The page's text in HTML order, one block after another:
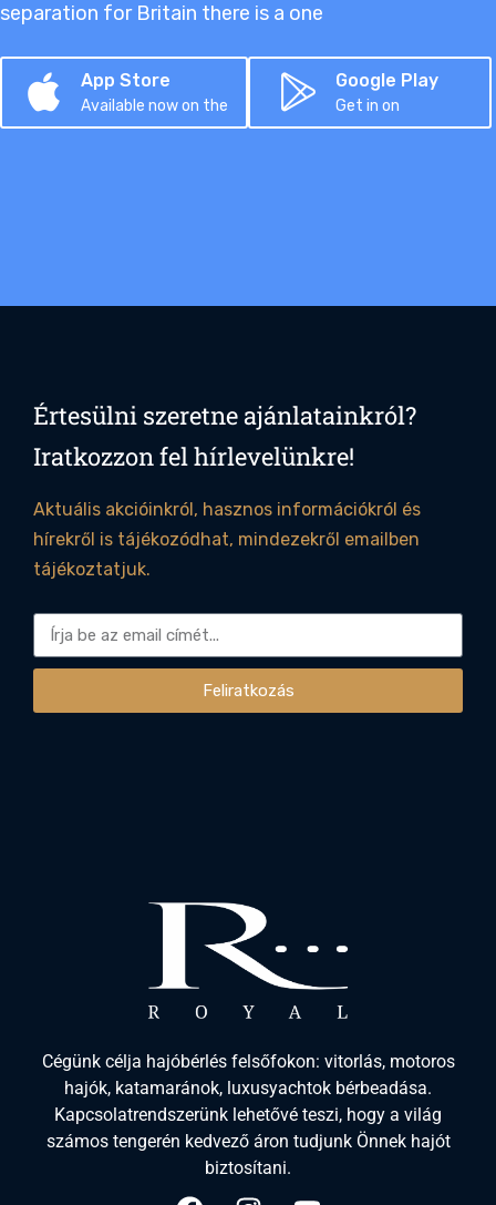
separation for Britain there is a one
App Store
Available now on the
Google Play
Get in on
Értesülni szeretne ajánlatainkról?
Iratkozzon fel hírlevelünkre!
Aktuális akcióinkról, hasznos információkról és
hírekről is tájékozódhat, mindezekről emailben
tájékoztatjuk.
Feliratkozás
Cégünk célja hajóbérlés felsőfokon: vitorlás, motoros
hajók, katamaránok, luxusyachtok bérbeadása.
Kapcsolatrendszerünk lehetővé teszi, hogy a világ
számos tengerén kedvező áron tudjunk Önnek hajót
biztosítani.